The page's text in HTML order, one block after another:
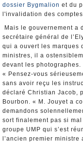
dossier Bygmalion et du
l'invalidation des
Mais le gouvernement a
secrétaire général de
qui a ouvert les marques
ministres, il a
devant les
« Pensez-vous
sans avoir reçu les
déclaré Christian Jacob,
Bourbon. « M. Jouyet a
demandons
sort finalement pas si
groupe UMP qui s’est
l’ancien premier